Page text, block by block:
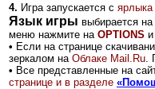
4. Игра запускается с ярлыка
Язык игры выбирается
меню нажмите на OPTIONS
• Если на странице
зеркалом на Облаке Mail.Ru
• Все представленные на
странице и в разделе